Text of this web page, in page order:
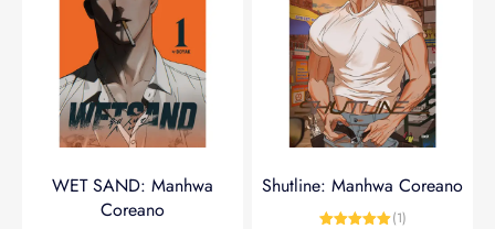
WET SAND: Manhwa
Coreano
Shutline: Manhwa Coreano
(1)